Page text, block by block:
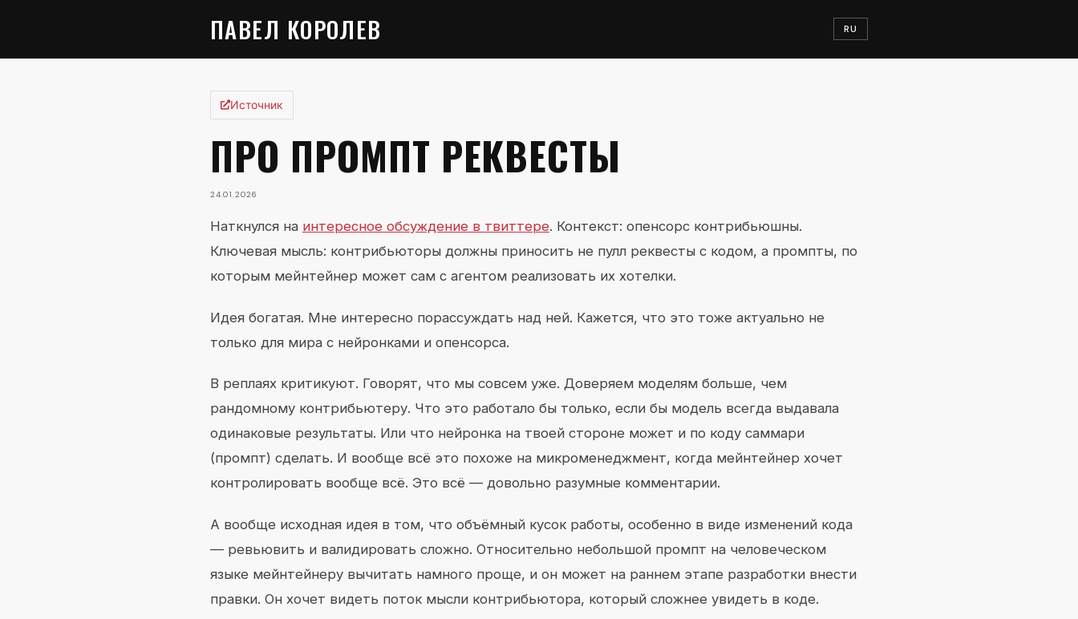
ПАВЕЛ КОРОЛЕВ RU
Источник
ПРО ПРОМПТ РЕКВЕСТЫ
24.01.2026
Наткнулся на интересное обсуждение в твиттере. Контекст: опенсорс контрибьюшны.
Ключевая мысль: контрибьюторы должны приносить не пулл реквесты с кодом, а промпты, по
которым мейнтейнер может сам с агентом реализовать их хотелки.
Идея богатая. Мне интересно порассуждать над ней. Кажется, что это тоже актуально не
только для мира с нейронками и опенсорса.
В реплаях критикуют. Говорят, что мы совсем уже. Доверяем моделям больше, чем
рандомному контрибьютеру. Что это работало бы только, если бы модель всегда выдавала
одинаковые результаты. Или что нейронка на твоей стороне может и по коду саммари
(промпт) сделать. И вообще всё это похоже на микроменеджмент, когда мейнтейнер хочет
контролировать вообще всё. Это всё — довольно разумные комментарии.
А вообще исходная идея в том, что объёмный кусок работы, особенно в виде изменений кода
— ревьювить и валидировать сложно. Относительно небольшой промпт на человеческом
языке мейнтейнеру вычитать намного проще, и он может на раннем этапе разработки внести
правки. Он хочет видеть поток мысли контрибьютора, который сложнее увидеть в коде.